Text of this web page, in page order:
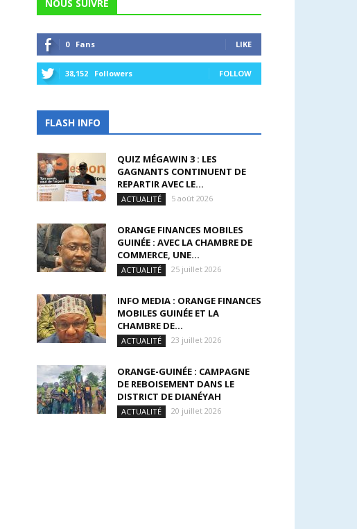
NOUS SUIVRE
0 Fans LIKE
38,152 Followers FOLLOW
FLASH INFO
QUIZ MÉGAWIN 3 : LES
GAGNANTS CONTINUENT DE
REPARTIR AVEC LE...
ACTUALITÉ 5 août 2026
ORANGE FINANCES MOBILES
GUINÉE : AVEC LA CHAMBRE DE
COMMERCE, UNE...
ACTUALITÉ 25 juillet 2026
INFO MEDIA : ORANGE FINANCES
MOBILES GUINÉE ET LA
CHAMBRE DE...
ACTUALITÉ 23 juillet 2026
ORANGE-GUINÉE : CAMPAGNE
DE REBOISEMENT DANS LE
DISTRICT DE DIANÉYAH
ACTUALITÉ 20 juillet 2026